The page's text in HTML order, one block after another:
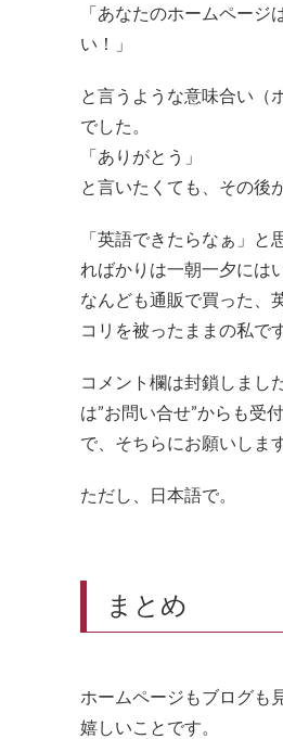
「あなたのホームページ
い！」
と言うような意味合い（
でした。
「ありがとう」
と言いたくても、その後
「英語できたらなぁ」と
ればかりは一朝一夕には
なんども通販で買った、
コリを被ったままの私です
コメント欄は封鎖しまし
は”お問い合せ”からも受
で、そちらにお願いします
ただし、日本語で。
まとめ
ホームページもブログも
嬉しいことです。